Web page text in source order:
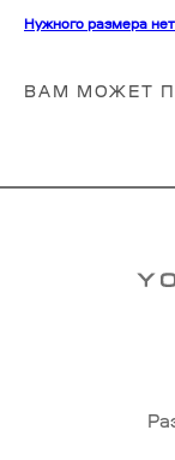
Нужного размера
ВАМ МОЖЕТ